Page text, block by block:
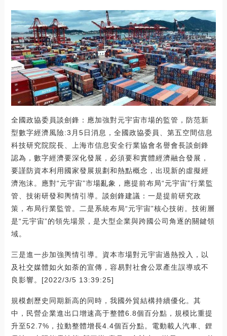
全國政協委員談劍鋒：應加強對元宇宙市場的監管，防范新
型數字經濟風險:3月5日消息，全國政協委員、第五空間信息
科技研究院院長、上海市信息安全行業協會名譽會長談劍鋒
認為，數字經濟要深化發展，必須要和實體經濟融合發展，
要謹防資本利用國家發展規劃和熱點概念，出現新的虛擬經
濟泡沫。應對“元宇宙”市場亂象，應提前布局“元宇宙”行業監
管、技術研發和輿情引導。談劍鋒建議：一是提前研究政
策，布局行業監管。二是系統布局“元宇宙”核心技術。技術層
是“元宇宙”的領先場景，是大型企業與跨國公司角逐的關鍵領
域。
三是進一步加強輿情引導。資本市場對元宇宙過熱投入，以
及社交媒體如火如荼的宣傳，容易對社會公眾產生誤導或不
良影響。[2022/3/5 13:39:25]
規模創歷史同期新高的同時，我國外貿結構持續優化。其
中，民營企業進出口增速高于整體6.8個百分點，規模比重提
升至52.7%，拉動整體增長4.4個百分點。電動載人汽車、鋰